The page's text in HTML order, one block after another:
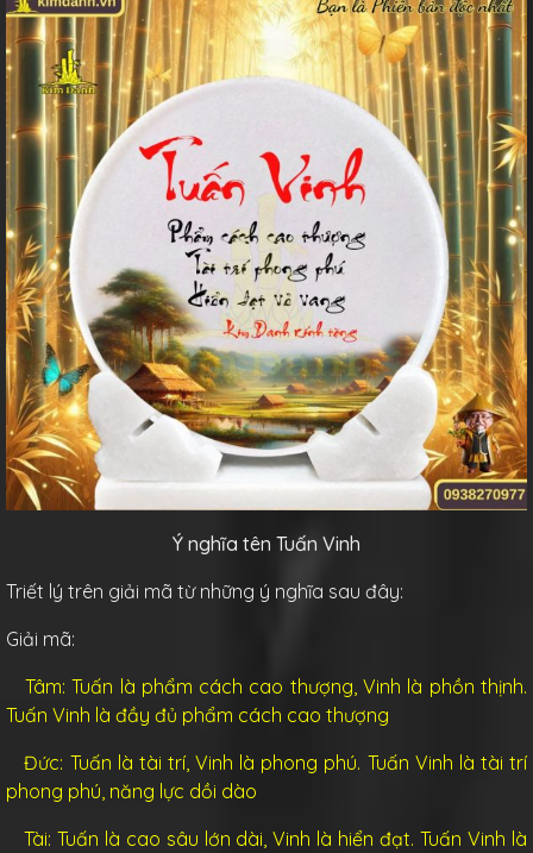
Ý nghĩa tên Tuấn Vinh
Triết lý trên giải mã từ những ý nghĩa sau đây:
Giải mã:
Tâm: Tuấn là phẩm cách cao thượng, Vinh là phồn thịnh.
Tuấn Vinh là đầy đủ phẩm cách cao thượng
Đức: Tuấn là tài trí, Vinh là phong phú. Tuấn Vinh là tài trí
phong phú, năng lực dồi dào
Tài: Tuấn là cao sâu lớn dài, Vinh là hiển đạt. Tuấn Vinh là